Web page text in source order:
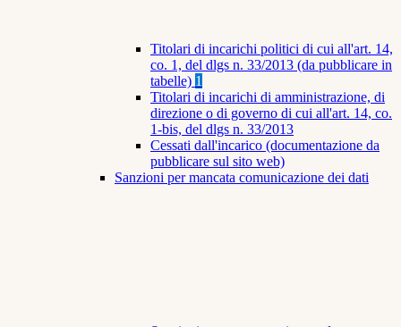
Titolari di incarichi politici di cui all'art. 14,
co. 1, del dlgs n. 33/2013 (da pubblicare in
tabelle) 1
Titolari di incarichi di amministrazione, di
direzione o di governo di cui all'art. 14, co.
1-bis, del dlgs n. 33/2013
Cessati dall'incarico (documentazione da
pubblicare sul sito web)
Sanzioni per mancata comunicazione dei dati